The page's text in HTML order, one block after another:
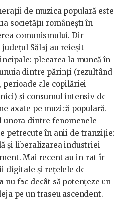
de muzica populară este
societății românești în
comunismului. Din
Sălaj au reieșit
plecarea la muncă în
dintre părinți (rezultând
perioade ale copilăriei
și consumul intensiv de
axate pe muzică populară.
unora dintre fenomenele
petrecute în anii de tranziție:
și liberalizarea industriei
Mai recent au intrat în
digitale și rețelele de
nu fac decât să potențeze un
pe un traseu ascendent.